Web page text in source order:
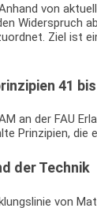
von
Widerspruch
Ziel ist
41
an der FAU
Prinzipien, die
der Technik
von